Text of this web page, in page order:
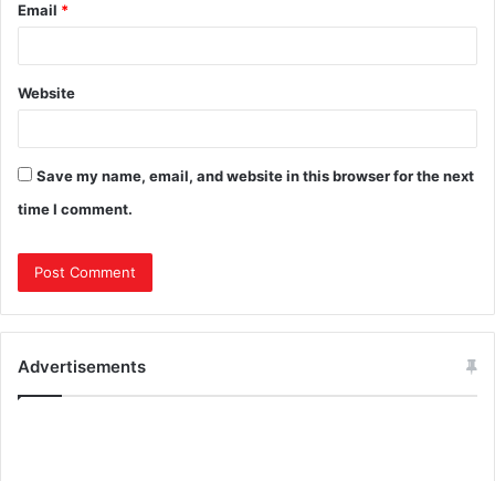
Email *
Website
Save my name, email, and website in this browser for the next
time I comment.
Advertisements